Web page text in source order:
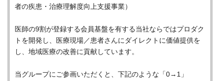
者の疾患・治療理解度向上支援事業）
医師の9割が登録する会員基盤を有する当社ならではプロダク
トを開発し、医療現場／患者さんにダイレクトに価値提供を
し、地域医療の改善に貢献しています。
当グループにご参画いただくと、下記のような「0→1」